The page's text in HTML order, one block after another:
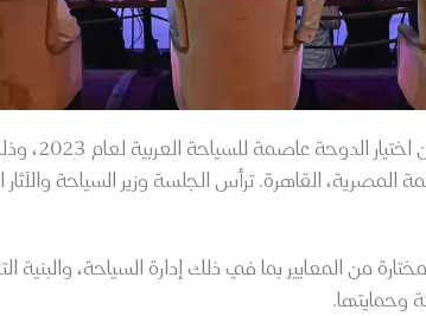
المصرية، القاهرة. ترأس الجلسة وزير السياحة
من المعايير بما في ذلك إدارة السياحة، والبنية
وحمايتها.